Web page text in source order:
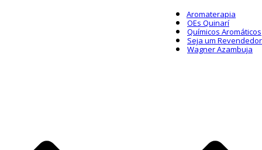
Aromaterapia
OEs Quinarí
Químicos Aromáticos
Seja um Revendedor
Wagner Azambuja